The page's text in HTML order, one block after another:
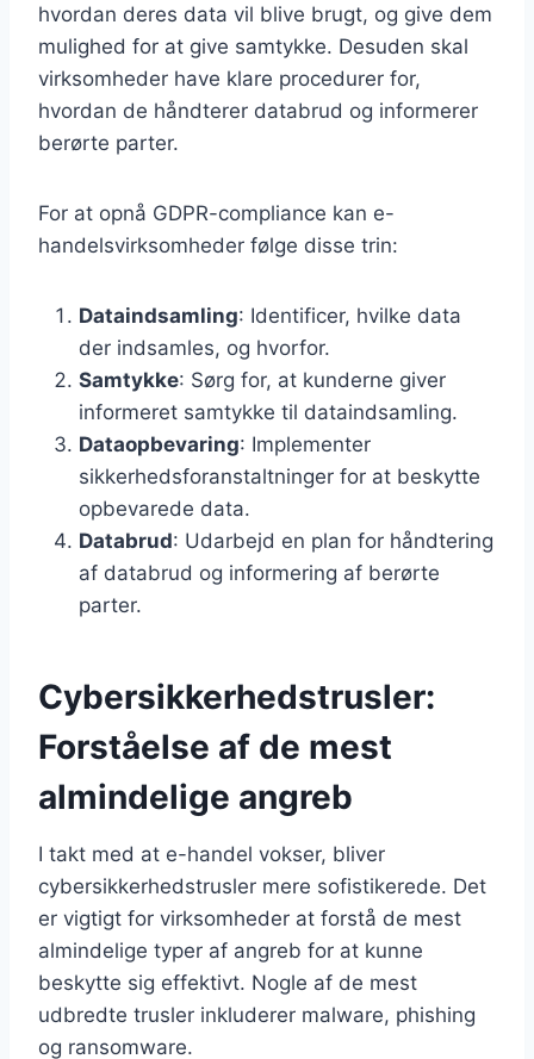
hvordan deres data vil blive brugt, og give dem
mulighed for at give samtykke. Desuden skal
virksomheder have klare procedurer for,
hvordan de håndterer databrud og informerer
berørte parter.
For at opnå GDPR-compliance kan e-
handelsvirksomheder følge disse trin:
Dataindsamling: Identificer, hvilke data
der indsamles, og hvorfor.
Samtykke: Sørg for, at kunderne giver
informeret samtykke til dataindsamling.
Dataopbevaring: Implementer
sikkerhedsforanstaltninger for at beskytte
opbevarede data.
Databrud: Udarbejd en plan for håndtering
af databrud og informering af berørte
parter.
Cybersikkerhedstrusler:
Forståelse af de mest
almindelige angreb
I takt med at e-handel vokser, bliver
cybersikkerhedstrusler mere sofistikerede. Det
er vigtigt for virksomheder at forstå de mest
almindelige typer af angreb for at kunne
beskytte sig effektivt. Nogle af de mest
udbredte trusler inkluderer malware, phishing
og ransomware.